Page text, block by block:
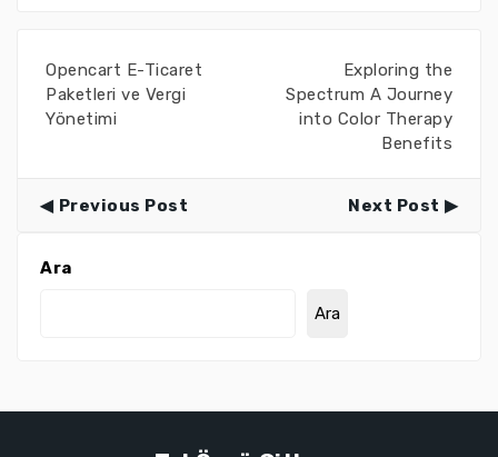
Opencart E-Ticaret
Paketleri ve Vergi
Yönetimi
Exploring the
Spectrum A Journey
into Color Therapy
Benefits
Previous Post Next Post
Ara
Ara